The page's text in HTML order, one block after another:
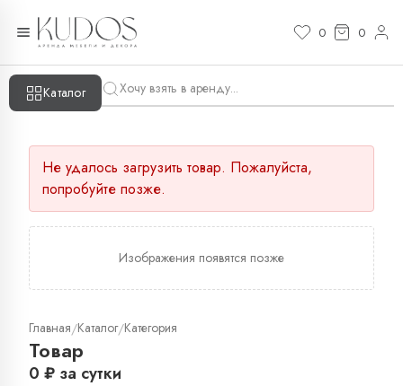
0 0
Каталог
Не удалось загрузить товар. Пожалуйста,
попробуйте позже.
Изображения появятся позже
Главная/Каталог/Категория
Товар
0 ₽ за сутки